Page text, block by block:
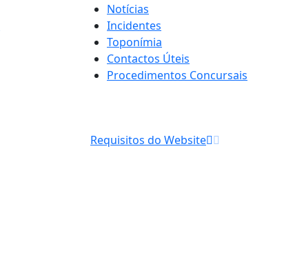
Notícias
Incidentes
Toponímia
Contactos Úteis
Procedimentos Concursais
Requisitos do Website